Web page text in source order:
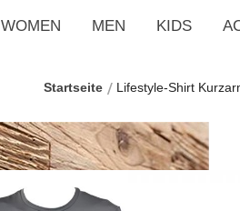
WOMEN MEN KIDS
Startseite Lifestyle-Shirt